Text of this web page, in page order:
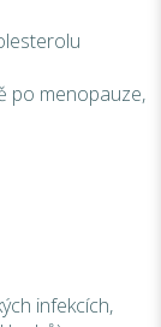
po menopauze,
infekcích,